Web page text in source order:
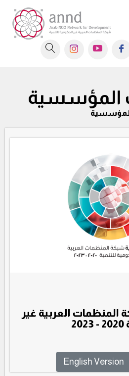
المؤسسية
المنظمات العربية غير
English Version